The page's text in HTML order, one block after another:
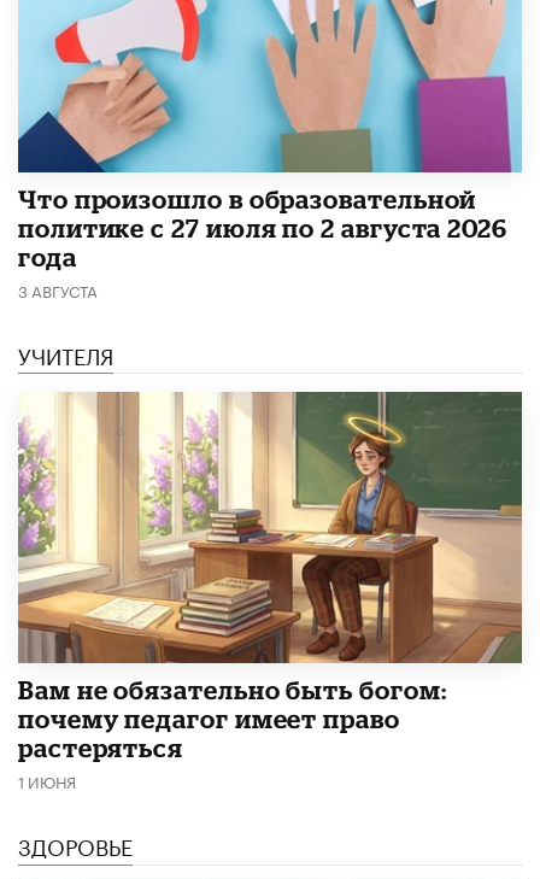
​Что произошло в образовательной
политике с 27 июля по 2 августа 2026
года
3 АВГУСТА
УЧИТЕЛЯ
​Вам не обязательно быть богом:
почему педагог имеет право
растеряться
1 ИЮНЯ
ЗДОРОВЬЕ